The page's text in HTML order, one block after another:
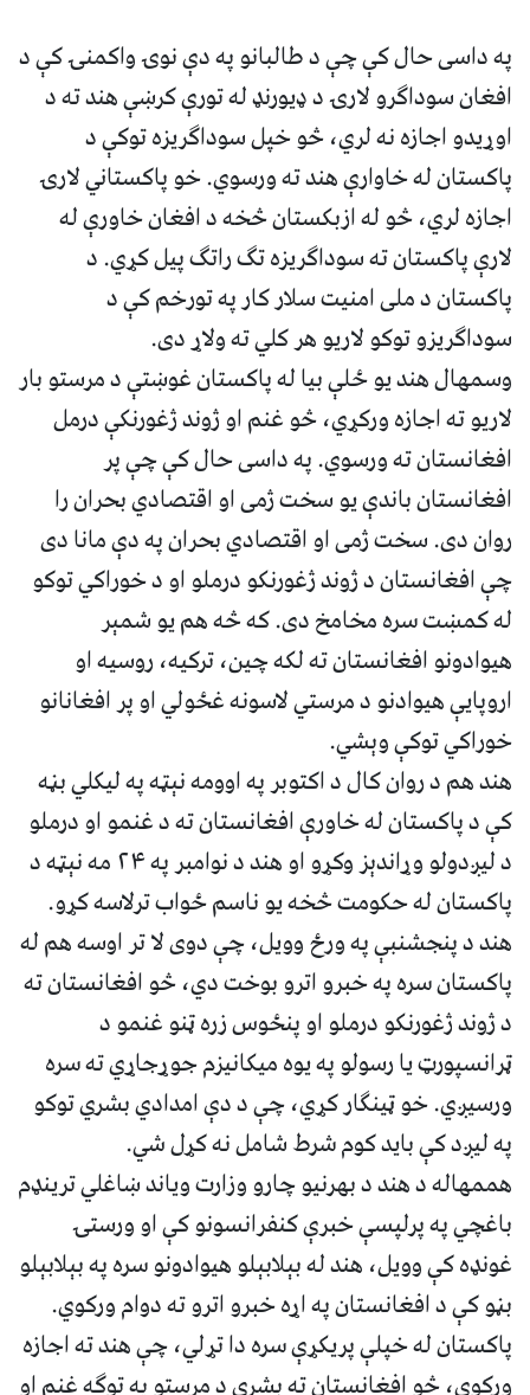
په داسی حال کې چې د طالبانو په دې نوۍ واکمنۍ کې د
افغان سوداګرو لارۍ د ډیورنډ له تورې کرښې هند ته د
اوړیدو اجازه نه لري، څو خپل سوداګریزه توکې د
پاکستان له خاوارې هند ته ورسوي. خو پاکستاني لارۍ
اجازه لري، څو له ازبکستان څخه د افغان خاورې له
لارې پاکستان ته سوداګریزه تګ راتګ پیل کړي. د
پاکستان د ملی امنیت سلار کار په تورخم کې د
سوداګریزو توکو لاریو هر کلي ته ولاړ دی.
وسمهال هند یو ځلې بیا له پاکستان غوښتې د مرستو بار
لاریو ته اجازه ورکړي، څو غنم او ژوند ژغورنکې درمل
افغانستان ته ورسوي. په داسی حال کې چې پر
افغانستان باندې یو سخت ژمی او اقتصادي بحران را
روان دی. سخت ژمی او اقتصادي بحران په دې مانا دی
چې افغانستان د ژوند ژغورنکو درملو او د خوراکي توکو
له کمښت سره مخامخ دی. که څه هم یو شمېر
هیوادونو افغانستان ته لکه چین، ترکیه، روسیه او
اروپایې هیوادنو د مرستي لاسونه غځولي او پر افغانانو
خوراکي توکې وېشي.
هند هم د روان کال د اکتوبر په اوومه نېټه په لیکلي بڼه
کې د پاکستان له خاورې افغانستان ته د غنمو او درملو
د لیږدولو وړاندېز وکړو او هند د نوامبر په ۲۴ مه نېټه د
پاکستان له حکومت څخه یو ناسم ځواب ترلاسه کړو.
هند د پنجشنبې په ورځ وویل، چې دوی لا تر اوسه هم له
پاکستان سره په خبرو اترو بوخت دي، څو افغانستان ته
د ژوند ژغورنکو درملو او پنځوس زره ټنو غنمو د
ټرانسپورټ یا رسولو په یوه میکانیزم جوړجاړي ته سره
ورسیږي. خو ټینګار کړي، چې د دې امدادي بشري توکو
په لیږد کې باید کوم شرط شامل نه کړل شي.
هممهاله د هند د بهرنیو چارو وزارت ویاند ښاغلي ترینډم
باغچي په پرلپسې خبرې کنفرانسونو کې او ورستۍ
غونډه کې وویل، هند له بېلابېلو هیوادونو سره په بېلابېلو
بڼو کې د افغانستان په اړه خبرو اترو ته دوام ورکوي.
پاکستان له خپلې پریکړې سره دا تړلي، چې هند ته اجازه
ورکوي، څو افغانستان ته بشري د مرستو په توګه غنم او